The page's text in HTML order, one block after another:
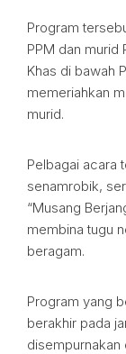
Program
PPM dan murid
Khas di bawah
memeriahkan
murid.
Pelbagai acara
senamrobik,
“Musang
membina tugu
beragam.
Program yang
berakhir pada
disempurnakan